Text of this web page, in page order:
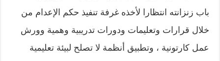
باب زنزانته انتظارا لأخذه غرفة تنفيذ حكم الإعدام من
خلال قرارات وتعليمات ودورات تدريبية وهمية وورش
عمل كارتونية ، وتطبيق أنظمة لا تصلح لبيئة تعليمية